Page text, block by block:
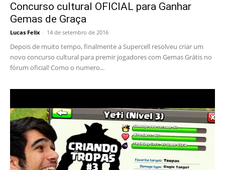
Concurso cultural OFICIAL para Ganhar
Gemas de Graça
Lucas Felix - 14 de setembro de 2016
Depois de muito tempo, finalmente a Supercell resolveu criar um
novo concurso cultural para premir jogadores com Gemas Grátis no
fórum oficial! Como o numero...